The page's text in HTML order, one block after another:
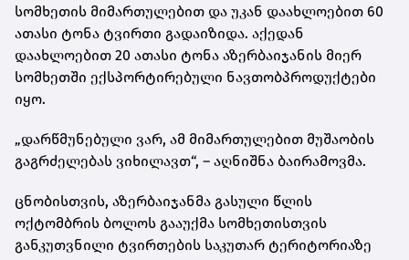
სომხეთის მიმართულებით და უკან დაახლოებით 60
ათასი ტონა ტვირთი გადაიზიდა. აქედან
დაახლოებით 20 ათასი ტონა აზერბაიჯანის მიერ
სომხეთში ექსპორტირებული ნავთობპროდუქტები
იყო.
„დარწმუნებული ვარ, ამ მიმართულებით მუშაობის
გაგრძელებას ვიხილავთ“, – აღნიშნა ბაირამოვმა.
ცნობისთვის, აზერბაიჯანმა გასული წლის
ოქტომბრის ბოლოს გააუქმა სომხეთისთვის
განკუთვნილი ტვირთების საკუთარ ტერიტორიაზე